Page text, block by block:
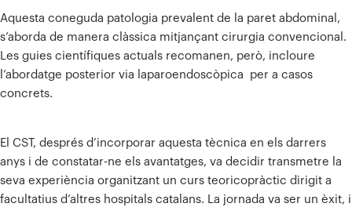
Aquesta coneguda patologia prevalent de la paret abdominal,
s’aborda de manera clàssica mitjançant cirurgia convencional.
Les guies científiques actuals recomanen, però, incloure
l’abordatge posterior via laparoendoscòpica per a casos
concrets.
El CST, després d’incorporar aquesta tècnica en els darrers
anys i de constatar-ne els avantatges, va decidir transmetre la
seva experiència organitzant un curs teoricopràctic dirigit a
facultatius d’altres hospitals catalans. La jornada va ser un èxit, i